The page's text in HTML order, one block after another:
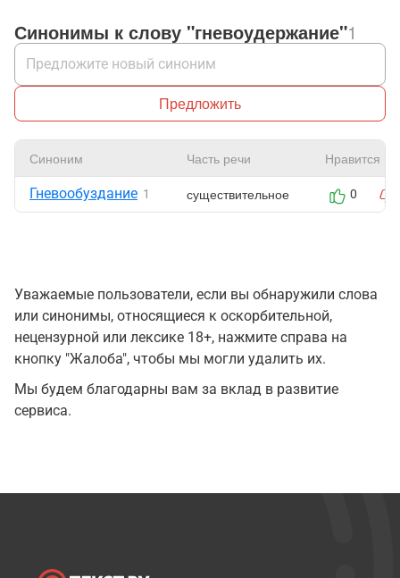
Синонимы к слову "гневоудержание"1
Предложить
Синоним Часть речи Нравится
Гневообуздание 1 существительное 0
Уважаемые пользователи, если вы обнаружили слова
или синонимы, относящиеся к оскорбительной,
нецензурной или лексике 18+, нажмите справа на
кнопку "Жалоба", чтобы мы могли удалить их.
Мы будем благодарны вам за вклад в развитие
сервиса.